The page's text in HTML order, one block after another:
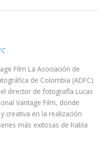
Film La Asociación de
de Colombia (ADFC)
director de fotografía Lucas
Vantage Film, donde
creativa en la realización
más exitosas de habla